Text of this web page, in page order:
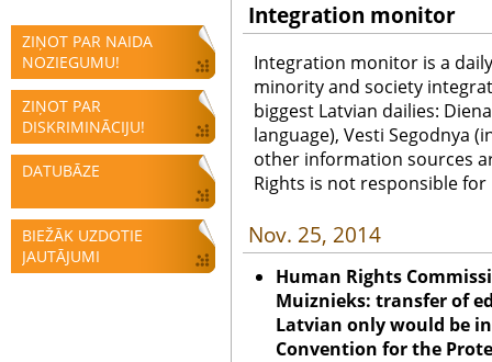
ZIŅOT PAR NAIDA
NOZIEGUMU!
ZIŅOT PAR
DISKRIMINĀCIJU!
DATUBĀZE
BIEŽĀK UZDOTIE
JAUTĀJUMI
Integration monitor
Integration monitor is a
minority and society
biggest Latvian dailies:
language), Vesti Segodnya
other information sources
Rights is not responsible
Nov. 25, 2014
Human Rights
Muiznieks: transfer of
Latvian only would be
Convention for the